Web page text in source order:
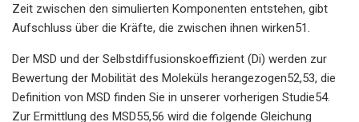
Zeit zwischen den simulierten Komponenten entstehen, gibt
Aufschluss über die Kräfte, die zwischen ihnen wirken51.
Der MSD und der Selbstdiffusionskoeffizient (Di) werden zur
Bewertung der Mobilität des Moleküls herangezogen52,53, die
Definition von MSD finden Sie in unserer vorherigen Studie54.
Zur Ermittlung des MSD55,56 wird die folgende Gleichung